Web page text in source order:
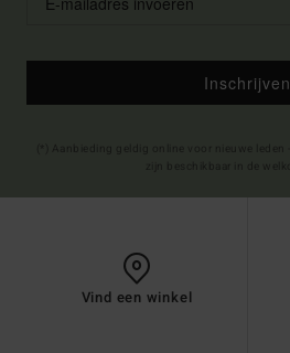
Inschrijven
Vind een winkel